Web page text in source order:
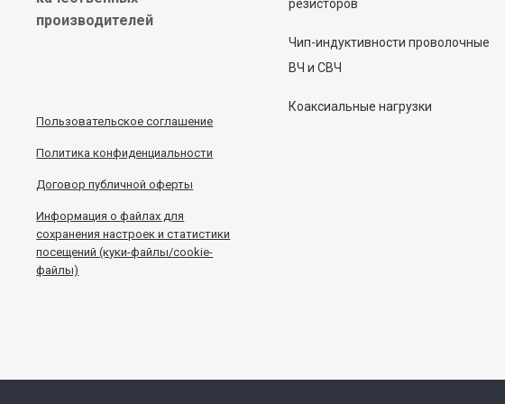
производителей
Пользовательское соглашение
Политика конфиденциальности
Договор публичной оферты
Информацияофайлах для
сохранения настроек и статистики
посещений (куки-файлы/cookie-
файлы)
резисторов
Чип-индуктивности проволочные
ВЧ и СВЧ
Коаксиальные нагрузки